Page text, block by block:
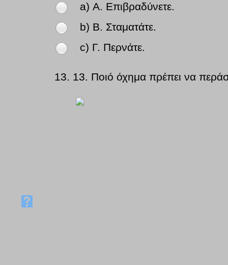
a) Α. Επιβραδύνετε.
b) Β. Σταματάτε.
c) Γ. Περνάτε.
13. 13. Ποιό όχημα πρέπει να